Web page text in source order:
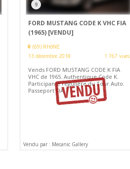
9
FORD MUSTANG CODE K VHC FIA
(1965) [VENDU]
(69) RHôNE
13 décembre 2018
1 767 vues
Vends FORD MUSTANG CODE K FIA
VHC de 1965. Authentique Code K.
Participante régulière du Tour Auto.
Passeport FIA.
Vendu par : Mecanic Gallery